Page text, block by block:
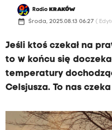
Radio KRAKÓW
date_range Środa, 2025.08.13 06:27 (
Jeśli ktoś czekał na
to w końcu się
temperatury
Celsjusza. To nas